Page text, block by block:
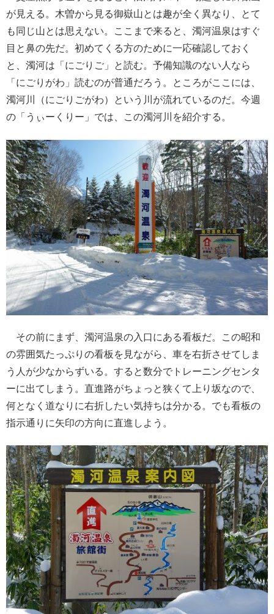
が見える。木曽から見る御嶽山とは趣が全く異なり、とて
も同じ山とは思えない。ここまで来ると、濁河温泉はすぐ
目と鼻の先だ。初めてくる方のために一応確認しておく
と、濁河は「にごりご」と読む。予備知識のない人なら
「にごりがわ」読むのが普通だろう。ところがここには、
濁河川（にごりごがわ）という川が流れているのだ。今週
の「うぃーくりー」では、この濁河川を紹介する。
その前にまず、濁河温泉の入口にある看板だ。この昭和
の雰囲気たっぷりの看板を見ながら、車を右折させてしま
う人が少なからずいる。すると数分でトレーニングセンタ
ーに出てしまう。直進路がちょっと狭くて上り坂なので、
何となく道なりに右折したい気持ちは分かる。でも看板の
指示通りに矢印の方向に直進しよう。